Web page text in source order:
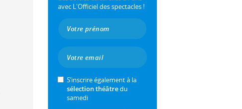
avec L'Officiel des spectacles !
S’inscrire également à la
sélection théâtredu
samedi